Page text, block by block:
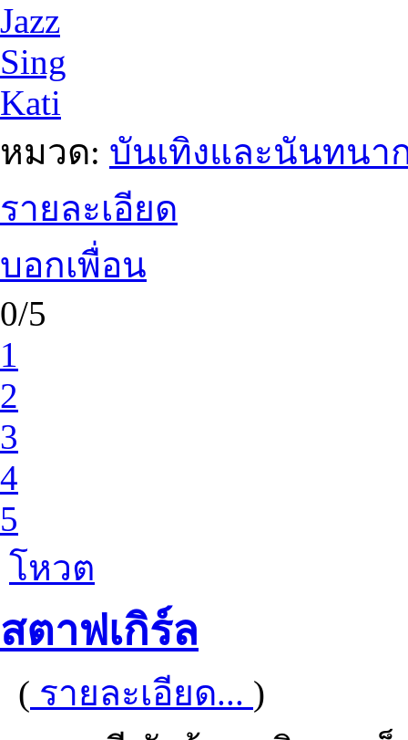
Jazz
Sing
Kati
หมวด: บันเทิงและนันทนา
รายละเอียด
บอกเพื่อน
0/5
1
2
3
4
5
โหวต
สตาฟเกิร์ล
( รายละเอียด... )